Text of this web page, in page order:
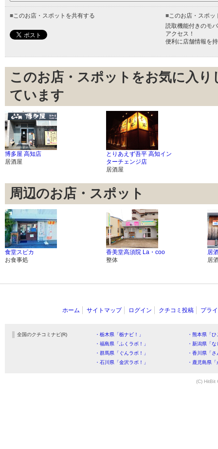
■ このお店・スポットを共有する ■ このお店・スポ
読取機能付きのモ
アクセス！
便利に店舗情報を
このお店・スポットをお気に入
ています
博多屋 高知店
居酒屋
とりあえず吾平 高知イン
ターチェンジ店
居酒屋
周辺のお店・スポット
食堂スピカ
お食事処
香美堂高須院 La・coo
整体
居
居
ホーム サイトマップ ログイン クチコミ投稿 プラ
全国のクチコミナビ(R) ・栃木県「栃ナビ！」
・熊本県「
・福島県「ふくラボ！」
・新潟県「
・群馬県「ぐんラボ！」
・香川県「
・石川県「金沢ラボ！」
・鹿児島県
(C) HitBit